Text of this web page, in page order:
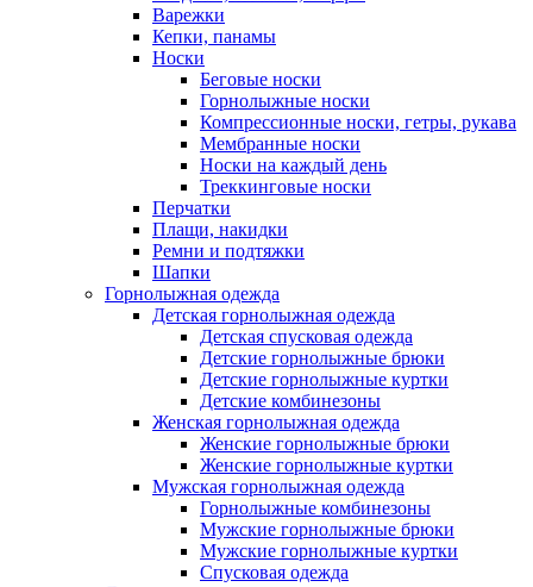
Варежки
Кепки, панамы
Носки
Беговые носки
Горнолыжные носки
Компрессионные носки, гетры, рукава
Мембранные носки
Носки на каждый день
Треккинговые носки
Перчатки
Плащи, накидки
Ремни и подтяжки
Шапки
Горнолыжная одежда
Детская горнолыжная одежда
Детская спусковая одежда
Детские горнолыжные брюки
Детские горнолыжные куртки
Детские комбинезоны
Женская горнолыжная одежда
Женские горнолыжные брюки
Женские горнолыжные куртки
Мужская горнолыжная одежда
Горнолыжные комбинезоны
Мужские горнолыжные брюки
Мужские горнолыжные куртки
Спусковая одежда